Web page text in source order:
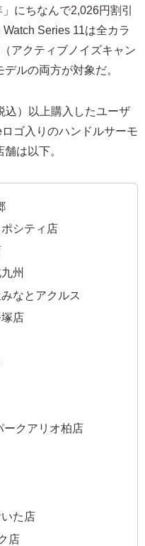
にちなんで2,026円割引
Series 11は全カラ
アクティブノイズキャン
ルの両方が対象だ。
込）以上購入したユーザ
ゴ入りのハンドルサーモ
は以下。
シティ店
州
なとアクルス
店
ークアリオ柏店
た店
店